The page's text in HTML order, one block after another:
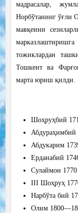
мадрасалар,
Норбўтанинг ўғли
мавқеини
тожиклардан
Тошкент ва
марта юриш қилди.
Шоҳруҳбий
Абдукарим
Ерданабий
Сулаймон 1770
III Шоҳруҳ
Нарбўта бий
Олим